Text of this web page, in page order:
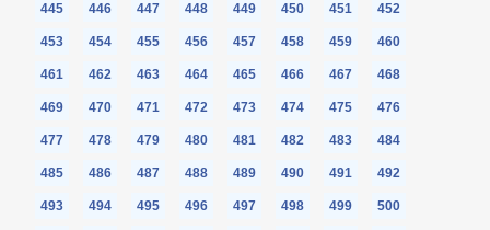
445 446 447 448 449 450 451 452
453 454 455 456 457 458 459 460
461 462 463 464 465 466 467 468
469 470 471 472 473 474 475 476
477 478 479 480 481 482 483 484
485 486 487 488 489 490 491 492
493 494 495 496 497 498 499 500